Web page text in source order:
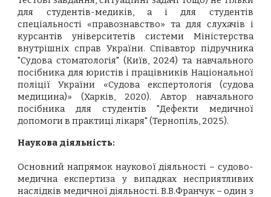
для студентів-медиків, а і для студентів
спеціальності «правознавство» та для слухачів і
курсантів університетів системи Міністерства
внутрішніх справ України. Співавтор підручника
"Судова стоматологія" (Київ, 2024) та навчального
посібника для юристів і працівників Національної
поліції України «Судова експертологія (судова
медицина)» (Харків, 2020). Автор навчального
посібника для студентів "Дефекти медичної
допомоги в практиці лікаря" (Тернопіль, 2025).
Наукова діяльність:
Основний напрямок наукової діяльності – судово-
медична експертиза у випадках несприятливих
наслідків медичної діяльності. В.В.Франчук – один з